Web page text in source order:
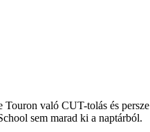
való CUT-tolás és
sem marad ki a naptárból.